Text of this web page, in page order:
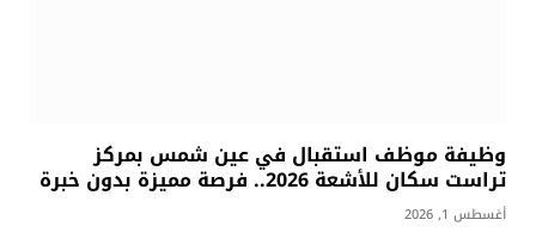
وظيفة موظف استقبال في عين شمس بمركز
تراست سكان للأشعة 2026.. فرصة مميزة بدون خبرة
أغسطس 1, 2026